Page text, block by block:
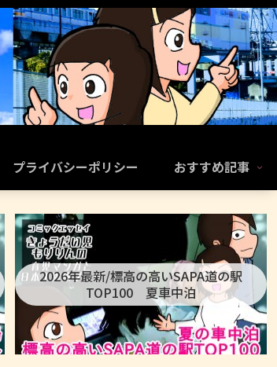
プライバシーポリシー おすすめ記事
2026年最新/標高の高いSAPA道の駅
TOP100 夏車中泊